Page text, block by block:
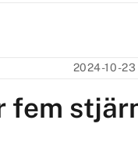
2024-10-23
fem